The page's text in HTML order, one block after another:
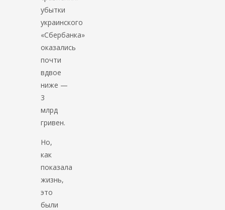
убытки
украинского
«Сбербанка»
оказались
почти
вдвое
ниже —
3
млрд
гривен.
Но,
как
показала
жизнь,
это
были